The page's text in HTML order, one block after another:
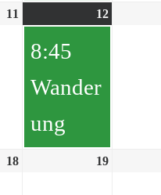
11 12
8:45
Wander
ung
18 19